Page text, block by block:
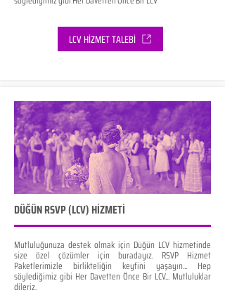
LCV HİZMET TALEBİ
DÜĞÜN RSVP (LCV) HİZMETİ
Mutluluğunuza destek olmak için Düğün LCV hizmetinde
size özel çözümler için buradayız. RSVP Hizmet
Paketlerimizle birlikteliğin keyfini yaşayın... Hep
söylediğimiz gibi Her Davetten Önce Bir LCV... Mutluluklar
dileriz.